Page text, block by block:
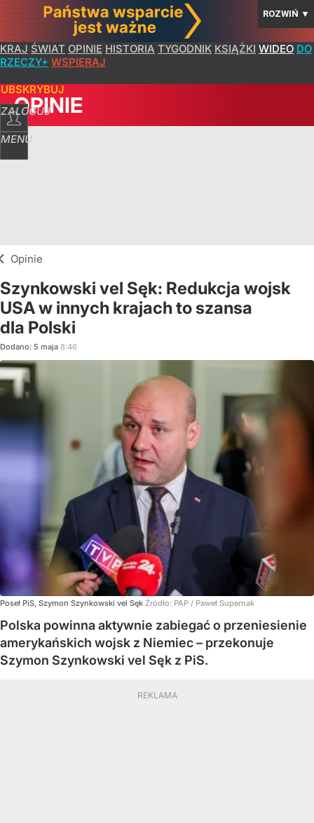
ROZWIŃ ▼
KRAJ ŚWIAT OPINIE HISTORIA TYGODNIK KSIĄŻKI WIDEO DO
RZECZY+ WSPIERAJ
ZALOGUJ
MENU
OPINIE
Opinie
Szynkowski vel Sęk: Redukcja wojsk
USA w innych krajach to szansa
dla Polski
Dodano: 5 maja 8:46
Poseł PiS, Szymon Szynkowski vel Sęk Źródło: PAP / Paweł Supernak
Polska powinna aktywnie zabiegać o przeniesienie
amerykańskich wojsk z Niemiec – przekonuje
Szymon Szynkowski vel Sęk z PiS.